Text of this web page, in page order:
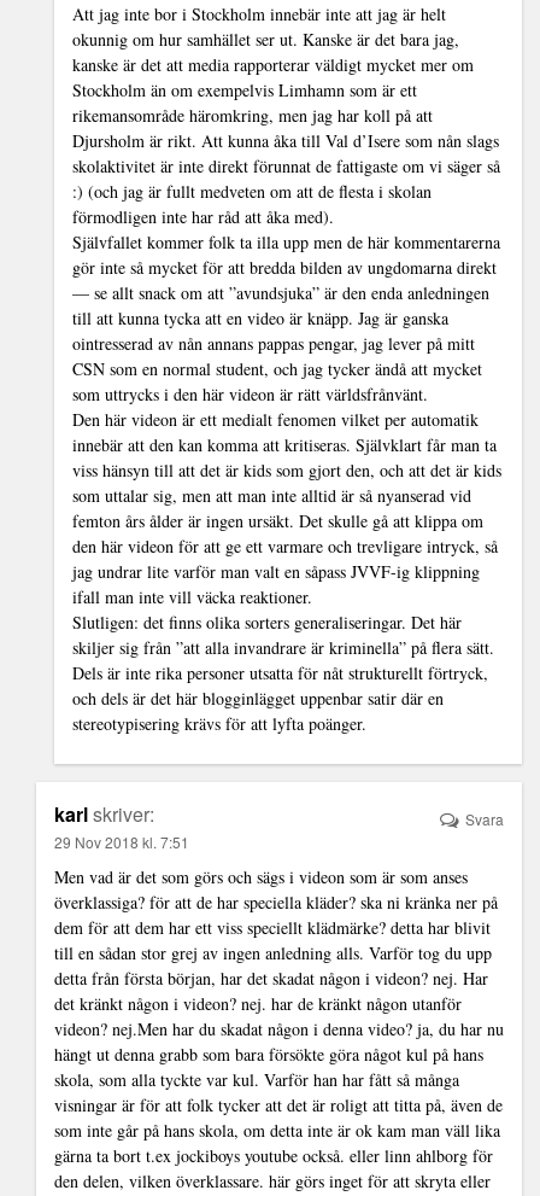
Att jag inte bor i Stockholm innebär inte att jag är helt
okunnig om hur samhället ser ut. Kanske är det bara jag,
kanske är det att media rapporterar väldigt mycket mer om
Stockholm än om exempelvis Limhamn som är ett
rikemansområde häromkring, men jag har koll på att
Djursholm är rikt. Att kunna åka till Val d’Isere som nån slags
skolaktivitet är inte direkt förunnat de fattigaste om vi säger så
:) (och jag är fullt medveten om att de flesta i skolan
förmodligen inte har råd att åka med).
Självfallet kommer folk ta illa upp men de här kommentarerna
gör inte så mycket för att bredda bilden av ungdomarna direkt
— se allt snack om att ”avundsjuka” är den enda anledningen
till att kunna tycka att en video är knäpp. Jag är ganska
ointresserad av nån annans pappas pengar, jag lever på mitt
CSN som en normal student, och jag tycker ändå att mycket
som uttrycks i den här videon är rätt världsfrånvänt.
Den här videon är ett medialt fenomen vilket per automatik
innebär att den kan komma att kritiseras. Självklart får man ta
viss hänsyn till att det är kids som gjort den, och att det är kids
som uttalar sig, men att man inte alltid är så nyanserad vid
femton års ålder är ingen ursäkt. Det skulle gå att klippa om
den här videon för att ge ett varmare och trevligare intryck, så
jag undrar lite varför man valt en såpass JVVF-ig klippning
ifall man inte vill väcka reaktioner.
Slutligen: det finns olika sorters generaliseringar. Det här
skiljer sig från ”att alla invandrare är kriminella” på flera sätt.
Dels är inte rika personer utsatta för nåt strukturellt förtryck,
och dels är det här blogginlägget uppenbar satir där en
stereotypisering krävs för att lyfta poänger.
karlskriver:
29 Nov 2018 kl. 7:51
Men vad är det som görs och sägs i videon som är som anses
överklassiga? för att de har speciella kläder? ska ni kränka ner på
dem för att dem har ett viss speciellt klädmärke? detta har blivit
till en sådan stor grej av ingen anledning alls. Varför tog du upp
detta från första början, har det skadat någon i videon? nej. Har
det kränkt någon i videon? nej. har de kränkt någon utanför
videon? nej.Men har du skadat någon i denna video? ja, du har nu
hängt ut denna grabb som bara försökte göra något kul på hans
skola, som alla tyckte var kul. Varför han har fått så många
visningar är för att folk tycker att det är roligt att titta på, även de
som inte går på hans skola, om detta inte är ok kam man väll lika
gärna ta bort t.ex jockiboys youtube också. eller linn ahlborg för
den delen, vilken överklassare. här görs inget för att skryta eller
Svara